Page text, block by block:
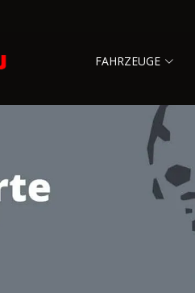
FAHRZEUGE